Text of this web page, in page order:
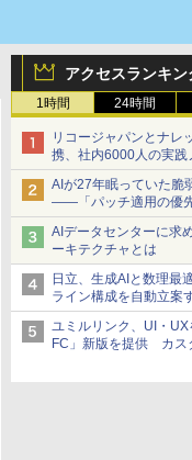
アクセスランキン
1時間 24時間
リコージャパンとナレ
携、社内6000人の実
商談記録 for RICOH」
AIが27年眠っていた脆
――「パッチ適用の優
キュリティ専門家
AIデータセンターに求
ーキテクチャとは
日立、生成AIと数理最
ライン構成を自動立案
ユミルリンク、UI・
FC」新版を提供 カス